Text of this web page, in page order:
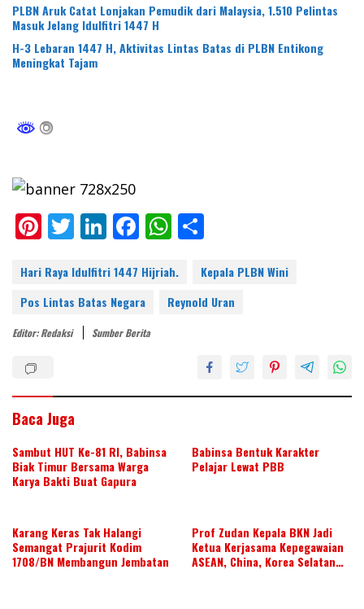
PLBN Aruk Catat Lonjakan Pemudik dari Malaysia, 1.510 Pelintas
Masuk Jelang Idulfitri 1447 H
H-3 Lebaran 1447 H, Aktivitas Lintas Batas di PLBN Entikong
Meningkat Tajam
Pi
er
e
st
T
itt
er
Li
k
e
dI
F
e
b
o
W
at
s
ar
e
Hari Raya Idulfitri 1447 Hijriah.
Kepala PLBN Wini
Pos Lintas Batas Negara
Reynold Uran
Editor: Redaksi Sumber Berita
Baca Juga
Sambut HUT Ke-81 RI, Babinsa
Biak Timur Bersama Warga
Karya Bakti Buat Gapura
Babinsa Bentuk Karakter
Pelajar Lewat PBB
Karang Keras Tak Halangi
Semangat Prajurit Kodim
1708/BN Membangun Jembatan
Prof Zudan Kepala BKN Jadi
Ketua Kerjasama Kepegawaian
ASEAN, China, Korea Selatan